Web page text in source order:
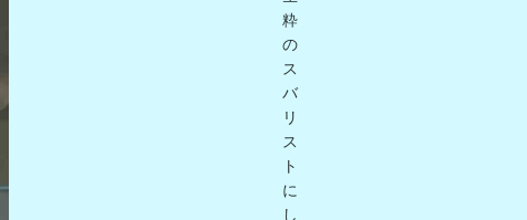
粋
の
ス
バ
リ
ス
ト
に
し